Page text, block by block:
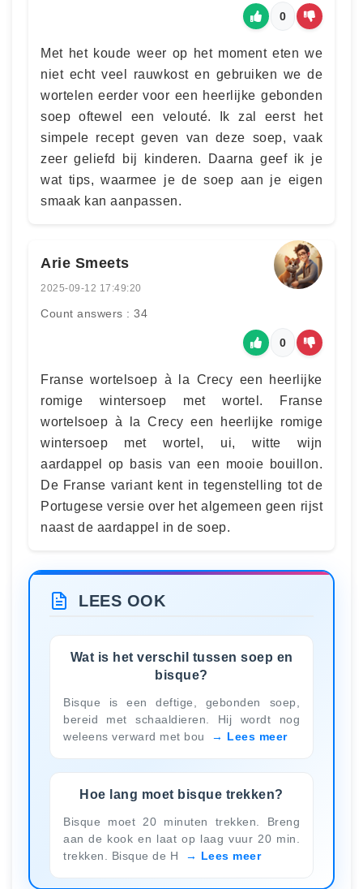
0
Met het koude weer op het moment eten we
niet echt veel rauwkost en gebruiken we de
wortelen eerder voor een heerlijke gebonden
soep oftewel een velouté. Ik zal eerst het
simpele recept geven van deze soep, vaak
zeer geliefd bij kinderen. Daarna geef ik je
wat tips, waarmee je de soep aan je eigen
smaak kan aanpassen.
Arie Smeets
2025-09-12 17:49:20
Count answers : 34
0
Franse wortelsoep à la Crecy een heerlijke
romige wintersoep met wortel. Franse
wortelsoep à la Crecy een heerlijke romige
wintersoep met wortel, ui, witte wijn
aardappel op basis van een mooie bouillon.
De Franse variant kent in tegenstelling tot de
Portugese versie over het algemeen geen rijst
naast de aardappel in de soep.
LEES OOK
Wat is het verschil tussen soep en
bisque?
Bisque is een deftige, gebonden soep,
bereid met schaaldieren. Hij wordt nog
weleens verward met bou
Lees meer
Hoe lang moet bisque trekken?
Bisque moet 20 minuten trekken. Breng
aan de kook en laat op laag vuur 20 min.
trekken. Bisque de H
Lees meer